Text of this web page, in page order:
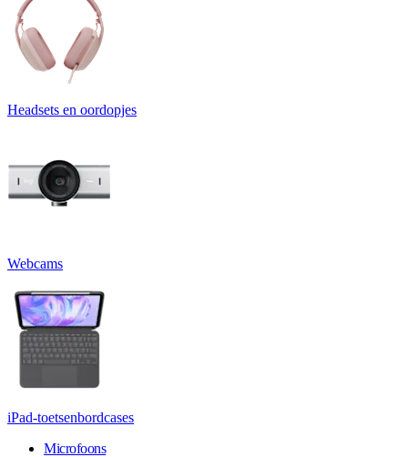
Headsets en oordopjes
Webcams
iPad-toetsenbordcases
Microfoons